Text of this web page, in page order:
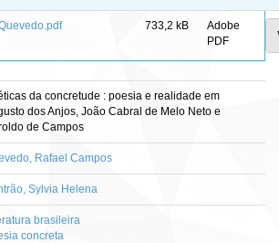
733,2 kB
Adobe
PDF
da concretude : poesia e realidade em
dos Anjos, João Cabral de Melo Neto e
de Campos
Rafael Campos
Sylvia Helena
brasileira
concreta